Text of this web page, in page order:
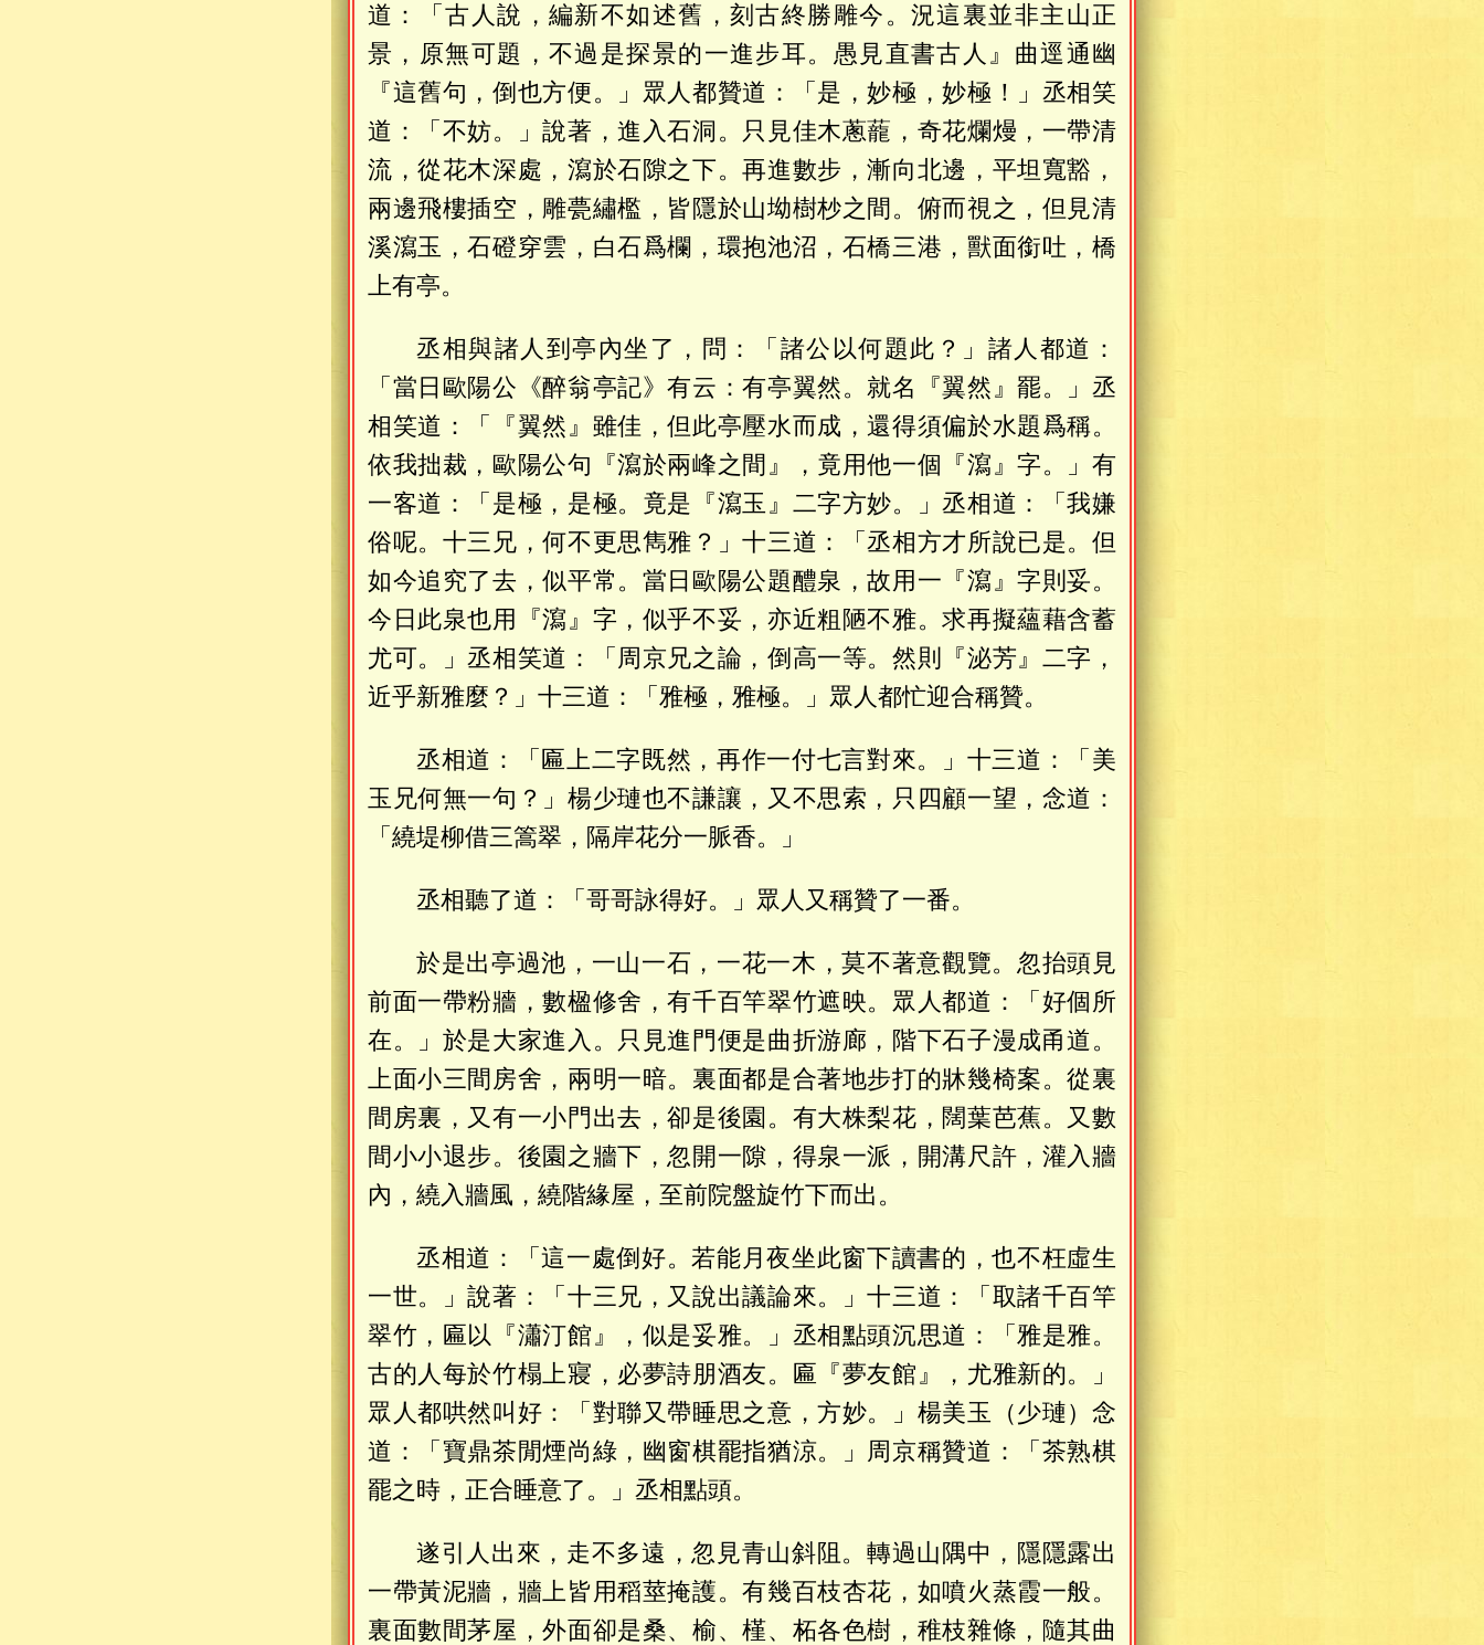
道：「古人說，編新不如述舊，刻古終勝雕今。況這裏並非主山正
景，原無可題，不過是探景的一進步耳。愚見直書古人』曲逕通幽
『這舊句，倒也方便。」眾人都贊道：「是，妙極，妙極！」丞相笑
道：「不妨。」說著，進入石洞。只見佳木蔥蘢，奇花爛熳，一帶清
流，從花木深處，瀉於石隙之下。再進數步，漸向北邊，平坦寬豁，
兩邊飛樓插空，雕甍繡檻，皆隱於山坳樹杪之間。俯而視之，但見清
溪瀉玉，石磴穿雲，白石爲欄，環抱池沼，石橋三港，獸面銜吐，橋
上有亭。
丞相與諸人到亭內坐了，問：「諸公以何題此？」諸人都道：
「當日歐陽公《醉翁亭記》有云：有亭翼然。就名『翼然』罷。」丞
相笑道：「『翼然』雖佳，但此亭壓水而成，還得須偏於水題爲稱。
依我拙裁，歐陽公句『瀉於兩峰之間』，竟用他一個『瀉』字。」有
一客道：「是極，是極。竟是『瀉玉』二字方妙。」丞相道：「我嫌
俗呢。十三兄，何不更思雋雅？」十三道：「丞相方才所說已是。但
如今追究了去，似平常。當日歐陽公題醴泉，故用一『瀉』字則妥。
今日此泉也用『瀉』字，似乎不妥，亦近粗陋不雅。求再擬蘊藉含蓄
尤可。」丞相笑道：「周京兄之論，倒高一等。然則『泌芳』二字，
近乎新雅麼？」十三道：「雅極，雅極。」眾人都忙迎合稱贊。
丞相道：「匾上二字既然，再作一付七言對來。」十三道：「美
玉兄何無一句？」楊少璉也不謙讓，又不思索，只四顧一望，念道：
「繞堤柳借三篙翠，隔岸花分一脈香。」
丞相聽了道：「哥哥詠得好。」眾人又稱贊了一番。
於是出亭過池，一山一石，一花一木，莫不著意觀覽。忽抬頭見
前面一帶粉牆，數楹修舍，有千百竿翠竹遮映。眾人都道：「好個所
在。」於是大家進入。只見進門便是曲折游廊，階下石子漫成甬道。
上面小三間房舍，兩明一暗。裏面都是合著地步打的牀幾椅案。從裏
間房裏，又有一小門出去，卻是後園。有大株梨花，闊葉芭蕉。又數
間小小退步。後園之牆下，忽開一隙，得泉一派，開溝尺許，灌入牆
內，繞入牆風，繞階緣屋，至前院盤旋竹下而出。
丞相道：「這一處倒好。若能月夜坐此窗下讀書的，也不枉虛生
一世。」說著：「十三兄，又說出議論來。」十三道：「取諸千百竿
翠竹，匾以『瀟汀館』，似是妥雅。」丞相點頭沉思道：「雅是雅。
古的人每於竹榻上寢，必夢詩朋酒友。匾『夢友館』，尤雅新的。」
眾人都哄然叫好：「對聯又帶睡思之意，方妙。」楊美玉（少璉）念
道：「寶鼎茶閒煙尚綠，幽窗棋罷指猶涼。」周京稱贊道：「茶熟棋
罷之時，正合睡意了。」丞相點頭。
遂引人出來，走不多遠，忽見青山斜阻。轉過山隅中，隱隱露出
一帶黃泥牆，牆上皆用稻莖掩護。有幾百枝杏花，如噴火蒸霞一般。
裏面數間茅屋，外面卻是桑、榆、槿、柘各色樹，稚枝雜條，隨其曲